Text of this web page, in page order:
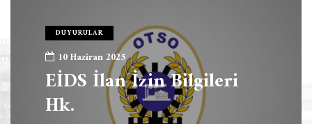
DUYURULAR
10 Haziran 2025
EİDS İlan İzin Bilgileri
Hk.